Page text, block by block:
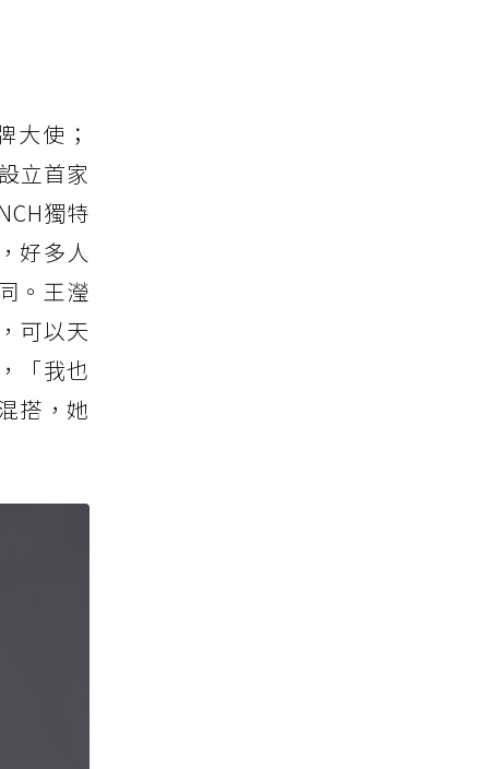
大使；
立首家
獨特
好多人
。王瀅
可以天
「我也
搭，她